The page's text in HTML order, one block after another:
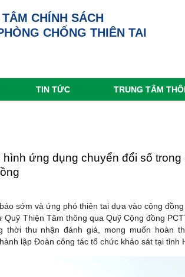
CHÍNH SÁCH
CHỐNG THIÊN TAI
TIN TỨC TRUNG TÂM
ứng dụng chuyển đổi số
sớm và ứng phó thiên tai dựa vào cộng
Thiện Tâm thông qua Quỹ Cộng đồng
thu nhận đánh giá, mong muốn hoàn
lập Đoàn công tác tổ chức khảo sát tại tỉnh